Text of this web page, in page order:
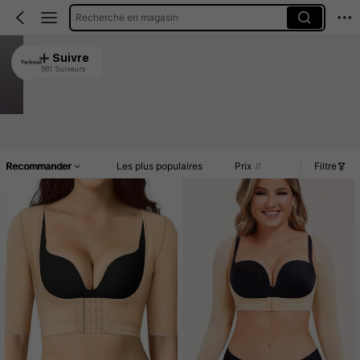
Recherche en magasin
Yerkoad
4.88
Suivre
581 Suiveurs
Recommander Les plus populaires Prix Filtre